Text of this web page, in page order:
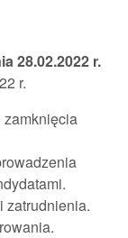
28.02.2022 r.
r.
zamknięcia
zatrudnienia.